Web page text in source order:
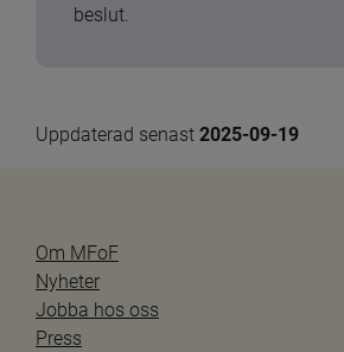
beslut.
Uppdaterad senast 2025-09-19
Om MFoF
Nyheter
Jobba hos oss
Press